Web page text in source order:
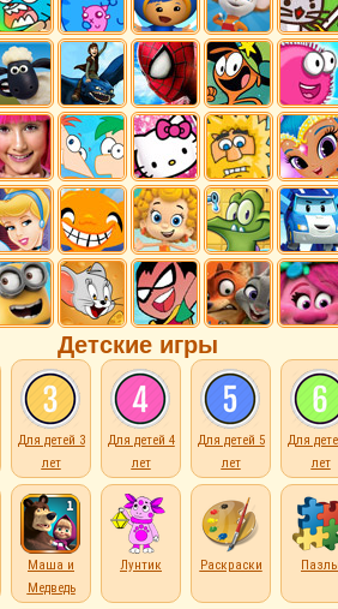
Детские игры
Для детей 3
лет
Для детей 4
лет
Для детей 5
лет
Для
лет
Маша и
Медведь
Лунтик Раскраски Пазлы